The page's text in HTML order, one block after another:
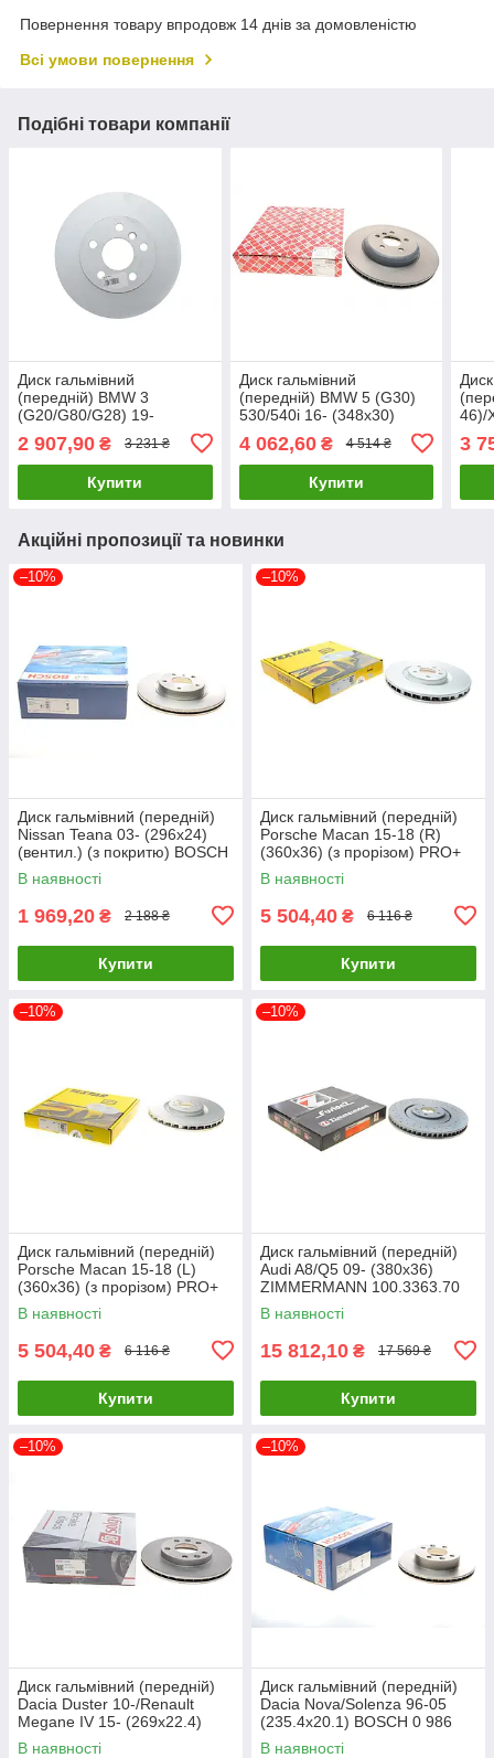
Повернення товару впродовж 14 днів за домовленістю
Всі умови повернення
Подібні товари компанії
Диск гальмівний
(передній) BMW 3
(G20/G80/G28) 19-
24.0122-0325.1 UA61
2 907,90 ₴ 3 231 ₴
Купити
Диск гальмівний
(передній) BMW 5 (G30)
530/540i 16- (348х30)
BILSTEIN 179565 UA61
4 062,60₴ 4 514 ₴
Купити
46)/
3
Акційні пропозиції та новинки
–10%
Диск гальмівний (передній)
Nissan Teana 03- (296x24)
(вентил.) (з покритю) BOSCH
0 986 479 T44 UA61
В наявності
1 969,20 ₴ 2 188 ₴
Купити
–10%
Диск гальмівний (передній)
Porsche Macan 15-18 (R)
(360x36) (з прорізом) PRO+
TEXTAR 92334105 UA61
В наявності
5 504,40 ₴ 6 116 ₴
Купити
–10%
Диск гальмівний (передній)
Porsche Macan 15-18 (L)
(360x36) (з прорізом) PRO+
TEXTAR 92334205 UA61
В наявності
5 504,40 ₴ 6 116 ₴
Купити
–10%
Диск гальмівний (передній)
Audi A8/Q5 09- (380x36)
ZIMMERMANN 100.3363.70
UA61
В наявності
15 812,10 ₴ 17 569 ₴
Купити
–10%
Диск гальмівний (передній)
Dacia Duster 10-/Renault
Megane IV 15- (269x22.4)
SOLGY 208069 UA61
В наявності
–10%
Диск гальмівний (передній)
Dacia Nova/Solenza 96-05
(235.4x20.1) BOSCH 0 986
479 R52 UA61
В наявності